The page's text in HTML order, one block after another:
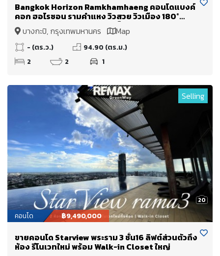
Bangkok Horizon Ramkhamhaeng คอนโดแบงค์
คอก ฮอไรซอน รามคำแหง วิวสวย วิวเมือง 180°
องศา วิวพาโนรามา ห้องนอนเห็นวิวทุกห้อง
บางกะปิ, กรุงเทพมหานคร Map
- (ตร.ว.)
94.90 (ตร.ม.)
2
2 1
20
Selling
คอนโด ฿9,490,000
ขายคอนโด Starview พระราม 3 ชั้น16 ลิฟต์ส่วนตัวถึง
ห้อง รีโนเวทใหม่ พร้อม Walk-in Closet ใหญ่